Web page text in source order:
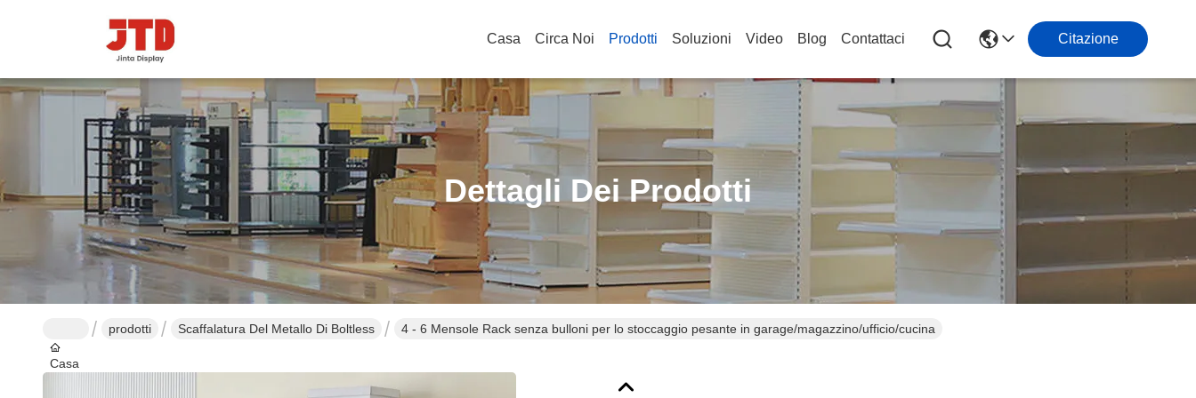
Casa Circa Noi Prodotti Soluzioni Video Blog Contattaci Citazione
Dettagli Dei Prodotti
Casa
prodotti Scaffalatura Del Metallo Di Boltless 4 - 6 Mensole Rack senza bulloni per lo stoccaggio pesante in garage/magazzino/ufficio/cucina